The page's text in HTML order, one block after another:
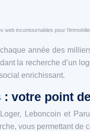
web incontournables pour
année des
la recherche d’un
enrichissant.
votre point
Leboncoin et
vous permettant de